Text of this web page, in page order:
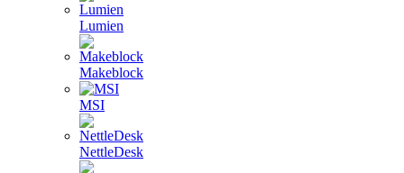
Lumien
Makeblock
MSI
NettleDesk